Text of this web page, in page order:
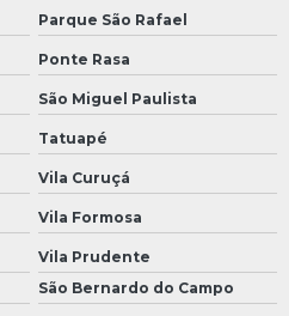
Parque São Rafael
Ponte Rasa
São Miguel Paulista
Tatuapé
Vila Curuçá
Vila Formosa
Vila Prudente
São Bernardo do Campo